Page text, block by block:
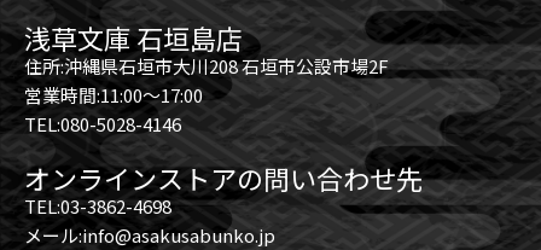
浅草文庫 石垣島店
住所:沖縄県石垣市大川208 石垣市公設市場2F
営業時間:11:00～17:00
TEL:080-5028-4146
オンラインストアの問い合わせ先
TEL:03-3862-4698
メール:info@asakusabunko.jp